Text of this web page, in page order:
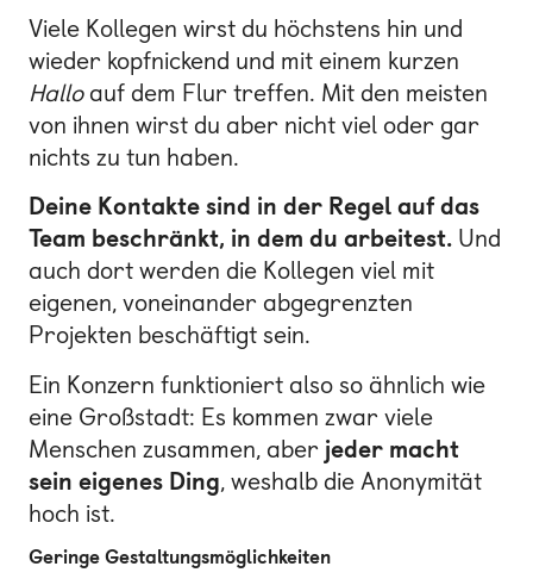
Viele Kollegen wirst du höchstens hin und
wieder kopfnickend und mit einem kurzen
Halloauf dem Flur treffen. Mit den meisten
von ihnen wirst du aber nicht viel oder gar
nichts zu tun haben.
Deine Kontakte sind in der Regel auf das
Team beschränkt, in dem du arbeitest. Und
auch dort werden die Kollegen viel mit
eigenen, voneinander abgegrenzten
Projekten beschäftigt sein.
Ein Konzern funktioniert also so ähnlich wie
eine Großstadt: Es kommen zwar viele
Menschen zusammen, aber jeder macht
sein eigenes Ding, weshalb die Anonymität
hoch ist.
Geringe Gestaltungsmöglichkeiten